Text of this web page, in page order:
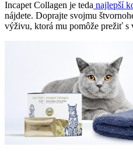
Incapet Collagen je teda najlepší
nájdete. Doprajte svojmu
výživu, ktorá mu pomôže prežiť s